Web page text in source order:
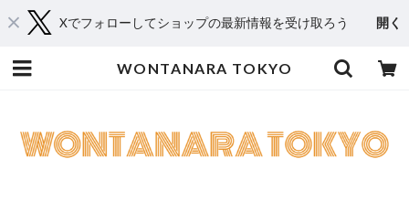
Xでフォローしてショップの最新情報を受け取ろう 開く
WONTANARA TOKYO